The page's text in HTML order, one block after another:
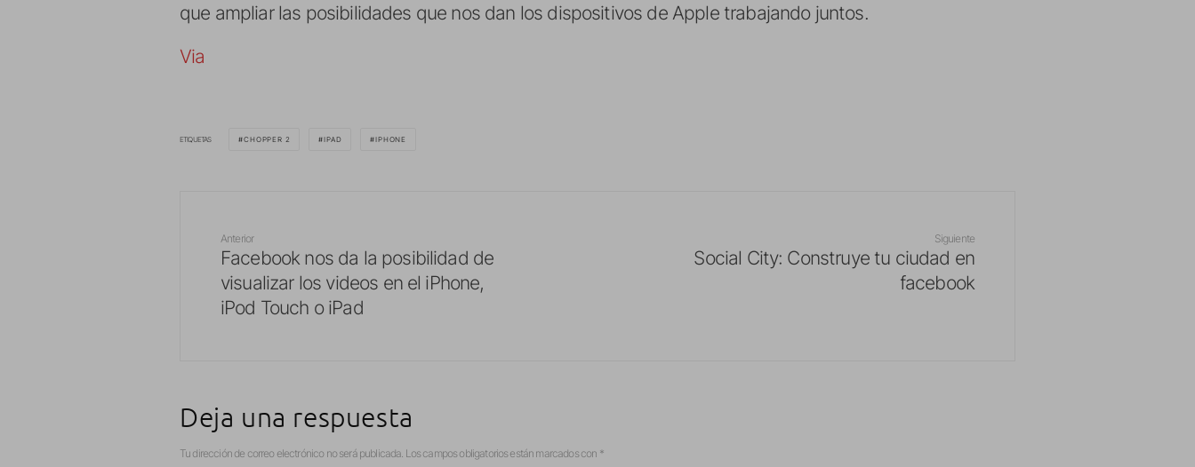
que ampliar las posibilidades que nos dan los dispositivos de Apple trabajando juntos.
Via
ETIQUETAS CHOPPER 2 IPAD IPHONE
Anterior
Facebook nos da la posibilidad de
visualizar los videos en el iPhone,
iPod Touch o iPad
Siguiente
Social City: Construye tu ciudad en
facebook
Deja una respuesta
Tu dirección de correo electrónico no será publicada. Los campos obligatorios están marcados con *